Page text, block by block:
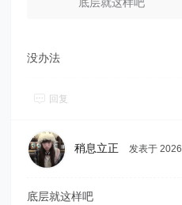
没办法
回复
稍息立正 发表于
底层就这样吧